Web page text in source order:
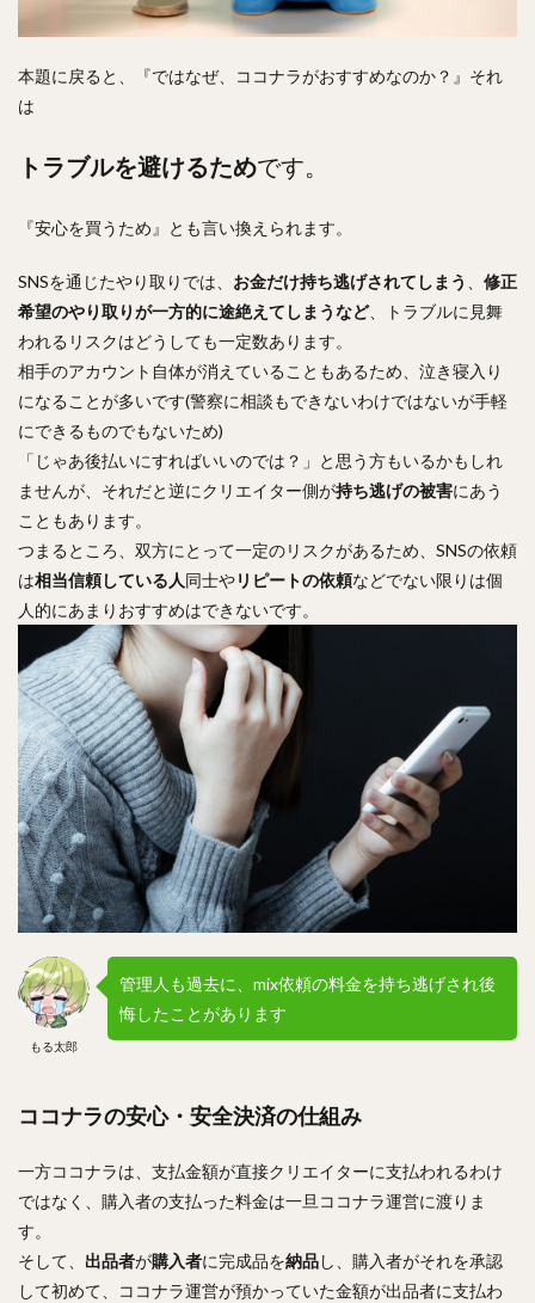
本題に戻ると、『ではなぜ、ココナラがおすすめなのか？』それ
は
トラブルを避けるためです。
『安心を買うため』とも言い換えられます。
SNSを通じたやり取りでは、 お金だけ持ち逃げされてしまう 、 修正
希望のやり取りが一方的に途絶えてしまうなど、トラブルに見舞
われるリスクはどうしても一定数あります。
相手のアカウント自体が消えていることもあるため、泣き寝入り
になることが多いです(警察に相談もできないわけではないが手軽
にできるものでもないため)
「じゃあ後払いにすればいいのでは？」と思う方もいるかもしれ
ませんが、それだと逆にクリエイター側が持ち逃げの被害にあう
こともあります。
つまるところ、双方にとって一定のリスクがあるため、SNSの依頼
は相当信頼している人同士やリピートの依頼などでない限りは個
人的にあまりおすすめはできないです。
もる太郎
管理人も過去に、mix依頼の料金を持ち逃げされ後
悔したことがあります
ココナラの安心・安全決済の仕組み
一方ココナラは、支払金額が直接クリエイターに支払われるわけ
ではなく、購入者の支払った料金は一旦ココナラ運営に渡りま
す。
そして、 出品者が購入者に完成品を納品し、購入者がそれを承認
して初めて、ココナラ運営が預かっていた金額が出品者に支払わ